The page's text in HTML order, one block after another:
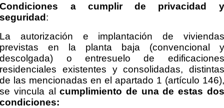
Condiciones a cumplir de privacidad y
seguridad:
La autorización e implantación de viviendas
previstas en la planta baja (convencional y
descolgada) o entresuelo de edificaciones
residenciales existentes y consolidadas, distintas
de las mencionadas en el apartado 1 (artículo 146),
se vincula alcumplimiento de una de estas dos
condiciones: